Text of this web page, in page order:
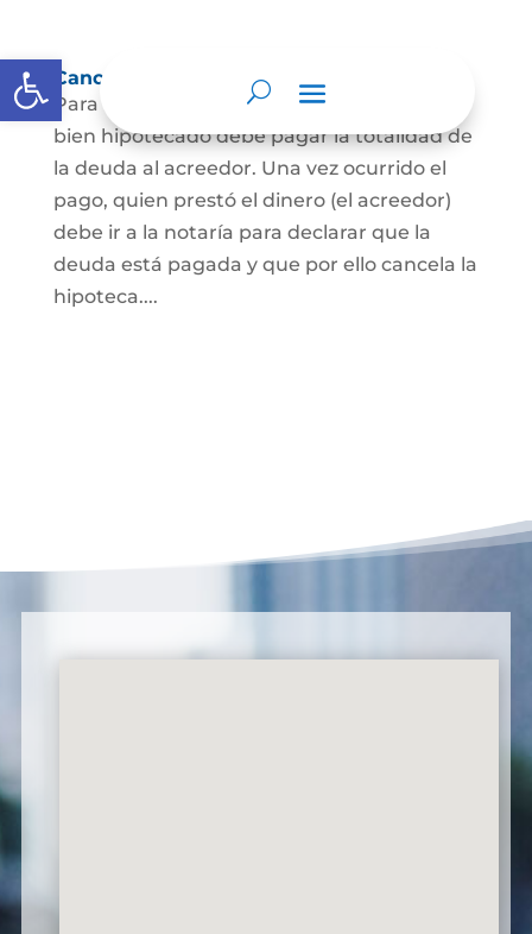
Abrir barra de herramientas
Cancelación de Hipoteca
Para cancelar una hipoteca, el dueño del
bien hipotecado debe pagar la totalidad de
la deuda al acreedor. Una vez ocurrido el
pago, quien prestó el dinero (el acreedor)
debe ir a la notaría para declarar que la
deuda está pagada y que por ello cancela la
hipoteca....